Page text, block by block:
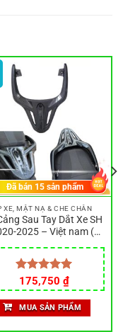
XE, MẶT NẠ & CHE CHẮN
Sau Tay Dắt Xe SH
2025 – Việt nam (
đen hàng Cty
Được xếp
hạng5.00
5 sao
Giá
gốc
là:
185,000 ₫.
175,750 ₫Giá
hiện
tại
là:
175,750 ₫.
Đã bán 15sản phẩm
MUA SẢN PHẨM